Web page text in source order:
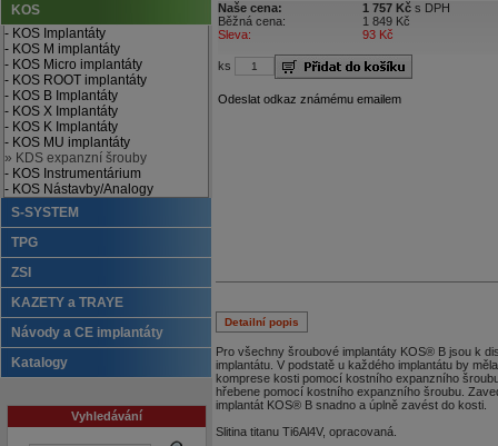
KOS
- KOS Implantáty
- KOS M implantáty
- KOS Micro implantáty
- KOS ROOT implantáty
- KOS B Implantáty
- KOS X Implantáty
- KOS K Implantáty
- KOS MU implantáty
» KDS expanzní šrouby
- KOS Instrumentárium
- KOS Nástavby/Analogy
S-SYSTEM
TPG
ZSI
KAZETY a TRAYE
Návody a CE implantáty
Katalogy
Vyhledávání
Naše cena:
1 757 Kč s DPH
Běžná cena:
1 849 Kč
Sleva:
93 Kč
ks
Odeslat odkaz známému emailem
Detailní popis
Pro všechny šroubové implantáty KOS® B jsou k
implantátu. V podstatě u každého implantátu by
komprese kosti pomocí kostního expanzního
hřebene pomocí kostního expanzního šroubu.
implantát KOS® B snadno a úplně zavést do kosti.
Slitina titanu Ti6Al4V, opracovaná.